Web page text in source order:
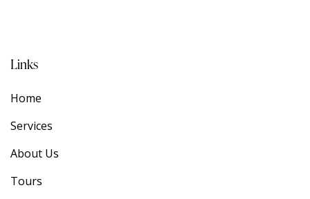
Links
Home
Services
About Us
Tours